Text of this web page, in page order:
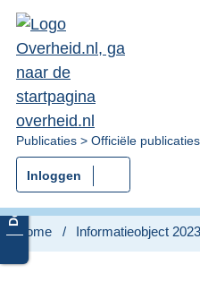
U
bent
nu
hier:
Publicaties Officiële publicaties
Inloggen
Home Informatieobject